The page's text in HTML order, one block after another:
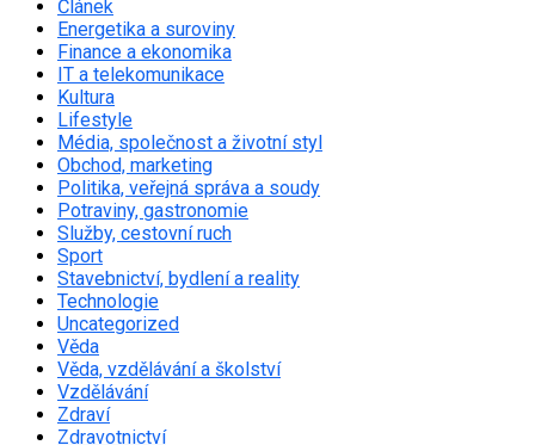
Článek
Energetika a suroviny
Finance a ekonomika
IT a telekomunikace
Kultura
Lifestyle
Média, společnost a životní styl
Obchod, marketing
Politika, veřejná správa a soudy
Potraviny, gastronomie
Služby, cestovní ruch
Sport
Stavebnictví, bydlení a reality
Technologie
Uncategorized
Věda
Věda, vzdělávání a školství
Vzdělávání
Zdraví
Zdravotnictví